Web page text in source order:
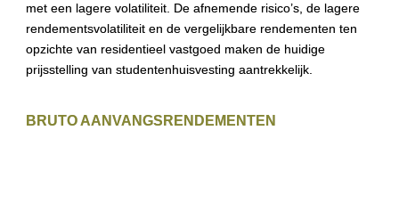
met een lagere volatiliteit. De afnemende risico’s, de lagere
rendementsvolatiliteit en de vergelijkbare rendementen ten
opzichte van residentieel vastgoed maken de huidige
prijsstelling van studentenhuisvesting aantrekkelijk.
BRUTO AANVANGSRENDEMENTEN